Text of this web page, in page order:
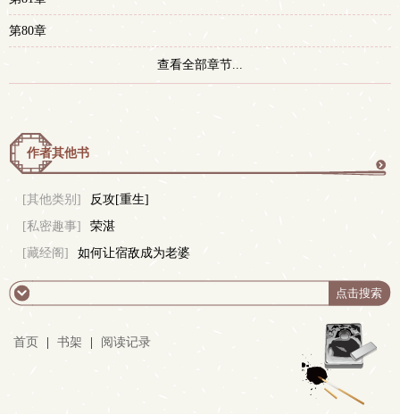
第80章
查看全部章节...
作者其他书
[其他类别]
反攻[重生]
[私密趣事]
荣湛
[藏经阁]
如何让宿敌成为老婆
首页 书架 阅读记录